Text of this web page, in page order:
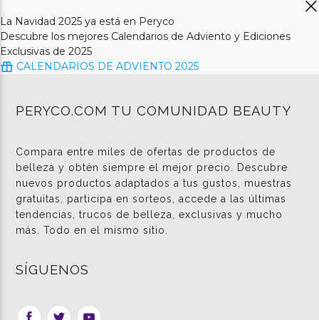
La Navidad 2025 ya está en Peryco
Descubre los mejores Calendarios de Adviento y Ediciones
Exclusivas de 2025
CALENDARIOS DE ADVIENTO 2025
PERYCO.COM TU COMUNIDAD BEAUTY
Compara entre miles de ofertas de productos de
belleza y obtén siempre el mejor precio. Descubre
nuevos productos adaptados a tus gustos, muestras
gratuitas, participa en sorteos, accede a las últimas
tendencias, trucos de belleza, exclusivas y mucho
más. Todo en el mismo sitio.
SÍGUENOS